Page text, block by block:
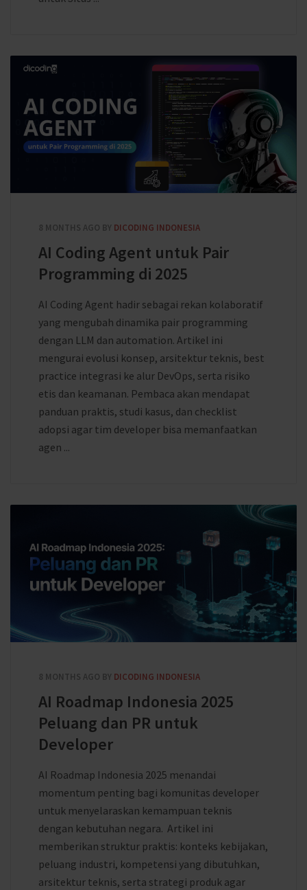
8 MONTHS AGO BY DICODING INDONESIA
AI Coding Agent untuk Pair
Programming di 2025
AI Coding Agent hadir sebagai rekan kolaboratif
yang mengubah dinamika pair programming
dengan LLM dan automation. Artikel ini
mengurai evolusi konsep, arsitektur teknis, best
practice integrasi ke alur DevOps, serta risiko
etis dan keamanan. Pembaca akan mendapat
panduan praktis, studi kasus, dan checklist
adopsi agar tim developer bisa memanfaatkan
agen ...
8 MONTHS AGO BY DICODING INDONESIA
AI Roadmap Indonesia 2025
Peluang dan PR untuk
Developer
AI Roadmap Indonesia 2025 menandai
momentum penting bagi komunitas developer
untuk menyelaraskan kemampuan teknis
dengan kebutuhan negara. Artikel ini
memberikan struktur praktis: konteks kebijakan,
peluang industri, kompetensi yang dibutuhkan,
arsitektur teknis, serta strategi produk agar